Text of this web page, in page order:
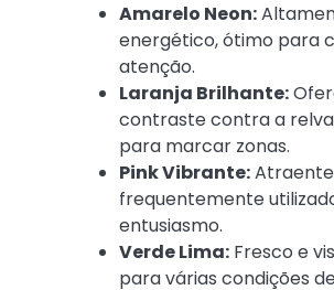
Amarelo Neon:
energético, ótimo para
atenção.
Laranja Brilhante:
contraste contra a
para marcar zonas.
Pink Vibrante:
frequentemente
entusiasmo.
Verde Lima: Fresco e
para várias condições